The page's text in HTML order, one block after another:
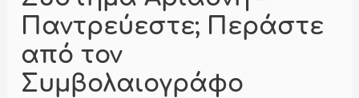
Παντρεύεστε; Περάστε
από τον
Συμβολαιογράφο